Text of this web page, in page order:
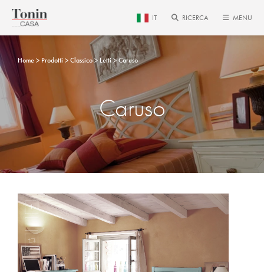
IT RICERCA MENU
Home Prodotti Classico Letti Caruso
Caruso